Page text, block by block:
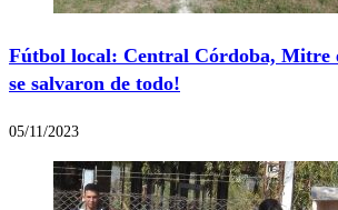
Fútbol local: Central Córdoba, Mitre
se salvaron de todo!
05/11/2023